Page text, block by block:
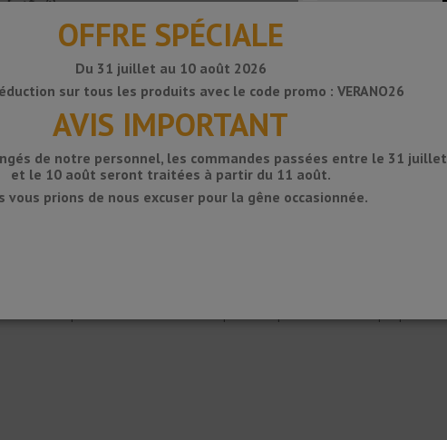
Disponible en laiton naturel et peut être poli en même temps que le sol.
OFFRE SPÉCIALE
Du 31 juillet au 10 août 2026
sur tous les produits avec le code promo : VERANO26
AVIS IMPORTANT
de notre personnel, les commandes passées entre le 31 juillet
et le 10 août seront traitées à partir du 11 août.
vous prions de nous excuser pour la gêne occasionnée.